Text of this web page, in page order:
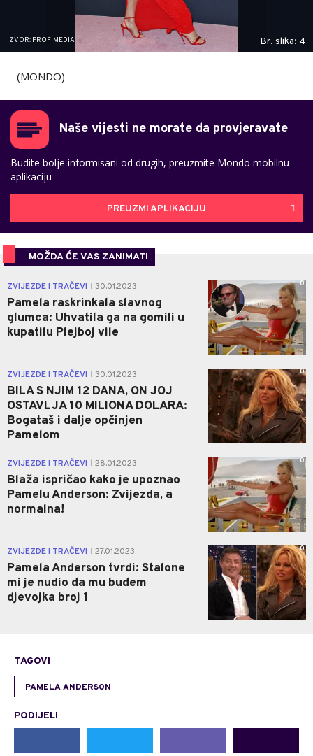
IZVOR: PROFIMEDIA Br. slika: 4
(MONDO)
Naše vijesti ne morate da provjeravate
Budite bolje informisani od drugih, preuzmite Mondo mobilnu
aplikaciju
PREUZMI APLIKACIJU
MOŽDA ĆE VAS ZANIMATI
ZVIJEZDE I TRAČEVI 30.01.2023.
Pamela raskrinkala slavnog
glumca: Uhvatila ga na gomili u
kupatilu Plejboj vile
0
ZVIJEZDE I TRAČEVI 30.01.2023.
BILA S NJIM 12 DANA, ON JOJ
OSTAVLJA 10 MILIONA DOLARA:
Bogataš i dalje opčinjen
Pamelom
0
ZVIJEZDE I TRAČEVI 28.01.2023.
Blaža ispričao kako je upoznao
Pamelu Anderson: Zvijezda, a
normalna!
0
ZVIJEZDE I TRAČEVI 27.01.2023.
Pamela Anderson tvrdi: Stalone
mi je nudio da mu budem
djevojka broj 1
0
TAGOVI
PAMELA ANDERSON
PODIJELI